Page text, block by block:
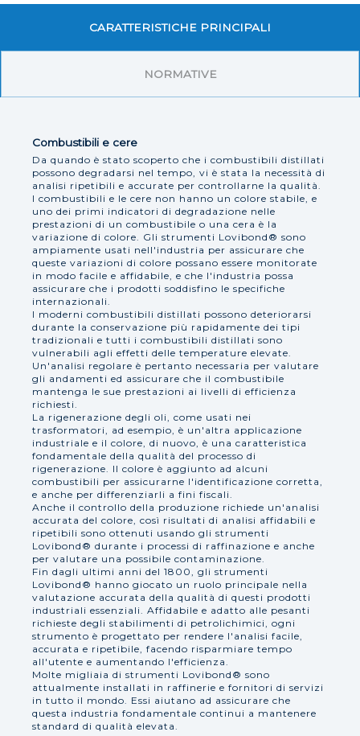
CARATTERISTICHE PRINCIPALI
NORMATIVE
Combustibili e cere
Da quando è stato scoperto che i combustibili distillati
possono degradarsi nel tempo, vi è stata la necessità di
analisi ripetibili e accurate per controllarne la qualità.
I combustibili e le cere non hanno un colore stabile, e
uno dei primi indicatori di degradazione nelle
prestazioni di un combustibile o una cera è la
variazione di colore. Gli strumenti Lovibond® sono
ampiamente usati nell'industria per assicurare che
queste variazioni di colore possano essere monitorate
in modo facile e affidabile, e che l'industria possa
assicurare che i prodotti soddisfino le specifiche
internazionali.
I moderni combustibili distillati possono deteriorarsi
durante la conservazione più rapidamente dei tipi
tradizionali e tutti i combustibili distillati sono
vulnerabili agli effetti delle temperature elevate.
Un'analisi regolare è pertanto necessaria per valutare
gli andamenti ed assicurare che il combustibile
mantenga le sue prestazioni ai livelli di efficienza
richiesti.
La rigenerazione degli oli, come usati nei
trasformatori, ad esempio, è un'altra applicazione
industriale e il colore, di nuovo, è una caratteristica
fondamentale della qualità del processo di
rigenerazione. Il colore è aggiunto ad alcuni
combustibili per assicurarne l'identificazione corretta,
e anche per differenziarli a fini fiscali.
Anche il controllo della produzione richiede un'analisi
accurata del colore, così risultati di analisi affidabili e
ripetibili sono ottenuti usando gli strumenti
Lovibond® durante i processi di raffinazione e anche
per valutare una possibile contaminazione.
Fin dagli ultimi anni del 1800, gli strumenti
Lovibond® hanno giocato un ruolo principale nella
valutazione accurata della qualità di questi prodotti
industriali essenziali. Affidabile e adatto alle pesanti
richieste degli stabilimenti di petrolichimici, ogni
strumento è progettato per rendere l'analisi facile,
accurata e ripetibile, facendo risparmiare tempo
all'utente e aumentando l'efficienza.
Molte migliaia di strumenti Lovibond® sono
attualmente installati in raffinerie e fornitori di servizi
in tutto il mondo. Essi aiutano ad assicurare che
questa industria fondamentale continui a mantenere
standard di qualità elevata.